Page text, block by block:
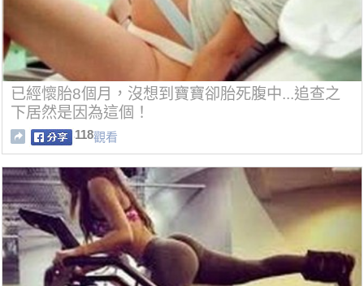
已經懷胎8個月，沒想到寶寶卻胎死腹中...追查之
下居然是因為這個！
118觀看